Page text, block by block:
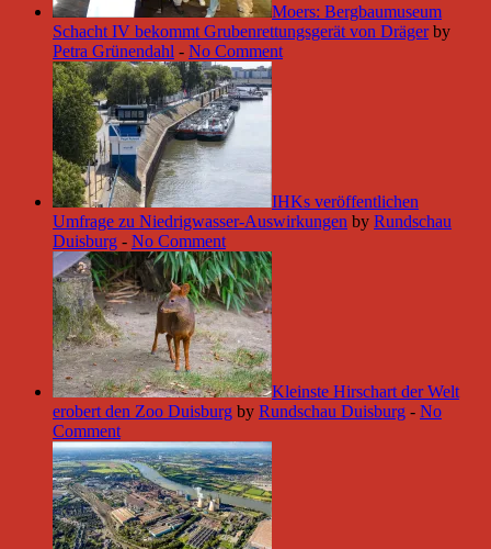
Moers: Bergbaumuseum
Schacht IV bekommt Grubenrettungsgerät von Dräger by
Petra Grünendahl - No Comment
IHKs veröffentlichen
Umfrage zu Niedrigwasser-Auswirkungen by Rundschau
Duisburg - No Comment
Kleinste Hirschart der Welt
erobert den Zoo Duisburg by Rundschau Duisburg - No
Comment